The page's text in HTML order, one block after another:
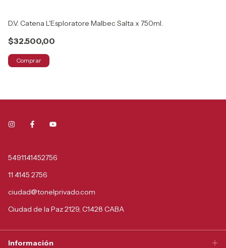
D.V. Catena L'Esploratore Malbec Salta x 750ml.
$32.500,00
Comprar
5491141452756
11 4145 2756
ciudad@tonelprivado.com
Ciudad de la Paz 2129, C1428 CABA
Información